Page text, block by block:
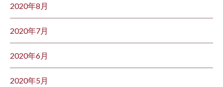
2020年8月
2020年7月
2020年6月
2020年5月